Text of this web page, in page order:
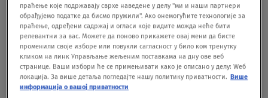
jasnu viziju u kakvom društvu žele da ostanu da
žive i kako da do toga dođu.
„Oni ne žele personalne promene, ne žele da neki
Goran Ješić zameni Aleksandra Vučića i da se
праћење које подржавају сврхе наведене у делу "ми и наши партнери
обрађујемо податке да бисмо пружили". Ако онемогућите технологије за
праћење, одређени садржај и огласи које видите можда неће бити
релевантни за вас. Можете да поново прикажете овај мени да бисте
променили своје изборе или повукли сагласност у било ком тренутку
кликом на линк Управљање жељеним поставкама на дну ове веб
странице. Ваши избори ће се примењивати како је описано у делу: Wеб
локација. За више детаља погледајте нашу политику приватности. Више
информација о вашој приватности